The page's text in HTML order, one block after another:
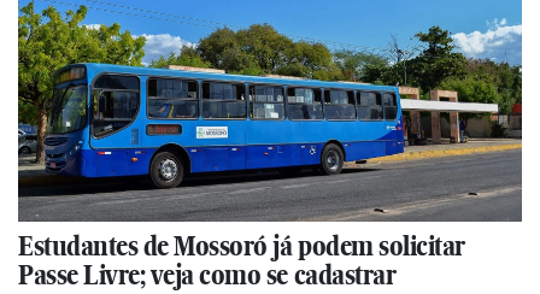
Estudantes de Mossoró já podem solicitar
Passe Livre; veja como se cadastrar